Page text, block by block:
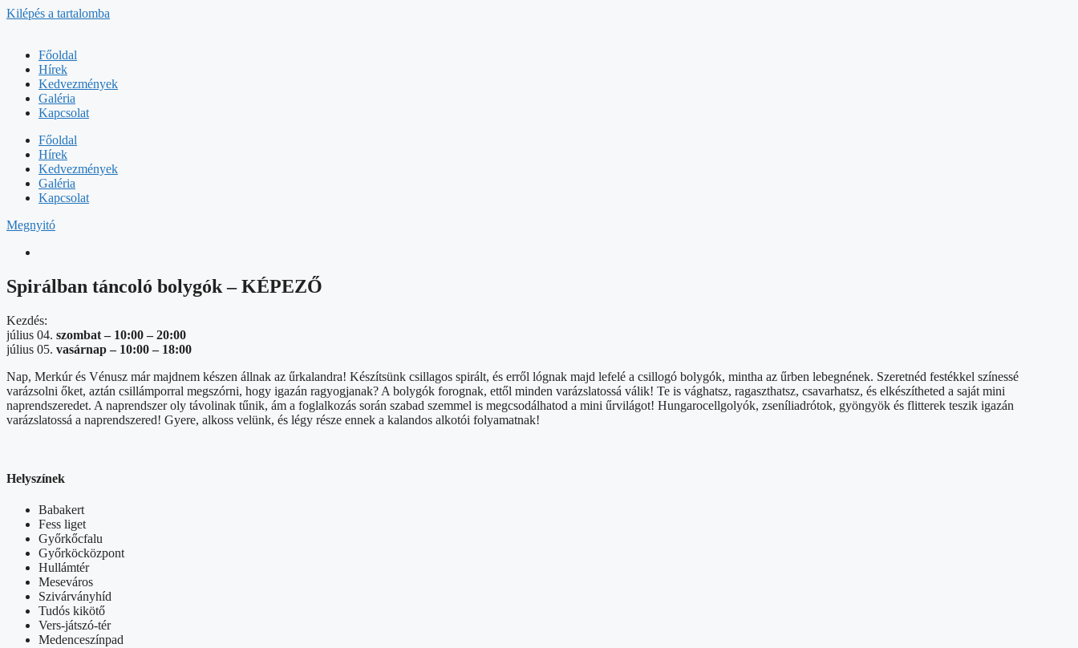
Kilépés a tartalomba
Főoldal
Hírek
Kedvezmények
Galéria
Kapcsolat
Főoldal
Hírek
Kedvezmények
Galéria
Kapcsolat
Megnyitó
Spirálban táncoló bolygók – KÉPEZŐ
Kezdés:
július 04. szombat – 10:00–20:00
július 05. vasárnap – 10:00– 18:00
Nap, Merkúr és Vénusz már majdnem készen állnak az űrkalandra! Készítsünk csillagos spirált, és erről lógnak majd lefelé a csillogó bolygók, mintha az űrben lebegnének. Szeretnéd festékkel színessé
varázsolni őket, aztán csillámporral megszórni, hogy igazán ragyogjanak? A bolygók forognak, ettől minden varázslatossá válik! Te is vághatsz, ragaszthatsz, csavarhatsz, és elkészítheted a saját mini
naprendszeredet. A naprendszer oly távolinak tűnik, ám a foglalkozás során szabad szemmel is megcsodálhatod a mini űrvilágot! Hungarocellgolyók, zseníliadrótok, gyöngyök és flitterek teszik igazán
varázslatossá a naprendszered! Gyere, alkoss velünk, és légy része ennek a kalandos alkotói folyamatnak!
Helyszínek
Babakert
Fess liget
Győrkőcfalu
Győrköcközpont
Hullámtér
Meseváros
Szivárványhíd
Tudós kikötő
Vers-játszó-tér
Medenceszínpad